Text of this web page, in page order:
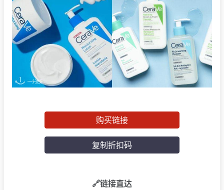
购买链接
复制折扣码
🔗链接直达